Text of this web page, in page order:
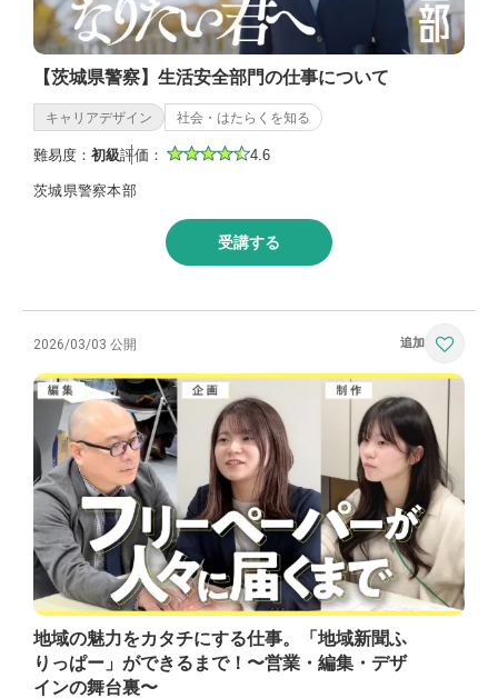
【茨城県警察】生活安全部門の仕事について
キャリアデザイン 社会・はたらくを知る
難易度： 初級評価： 4.6
茨城県警察本部
受講する
2026/03/03 公開
地域の魅力をカタチにする仕事。「地域新聞ふ
りっぱー」ができるまで！〜営業・編集・デザ
インの舞台裏〜